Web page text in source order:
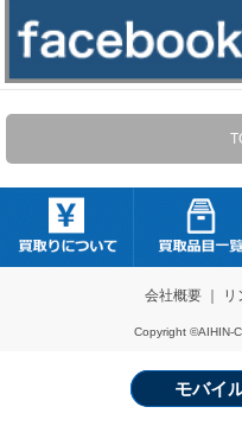
会社概要｜ リ
Copyright ©AIHIN-
モバイ